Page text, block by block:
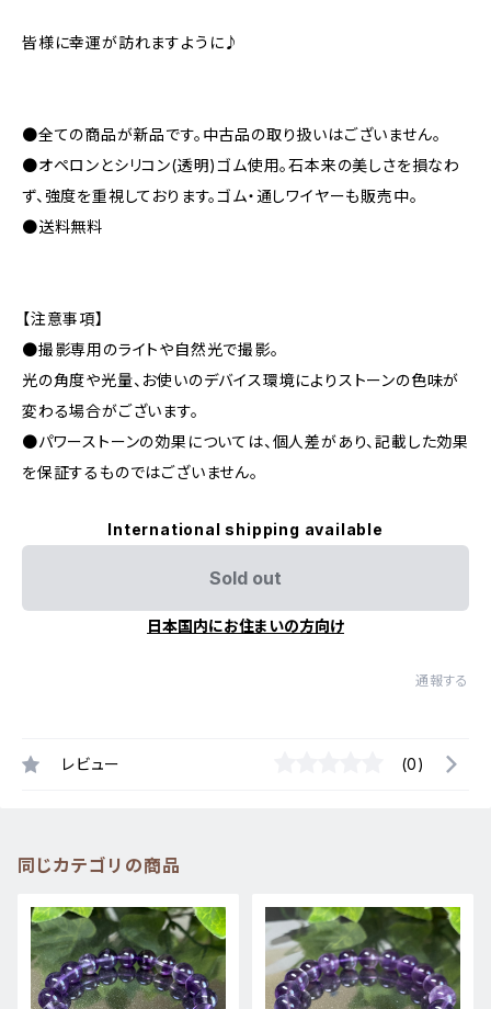
皆様に幸運が訪れますように♪
●全ての商品が新品です。中古品の取り扱いはございません。
●オペロンとシリコン(透明)ゴム使用。石本来の美しさを損なわ
ず、強度を重視しております。ゴム・通しワイヤーも販売中。
●送料無料
【注意事項】
●撮影専用のライトや自然光で撮影。
光の角度や光量、お使いのデバイス環境によりストーンの色味が
変わる場合がございます。
●パワーストーンの効果については、個人差があり、記載した効果
を保証するものではございません。
International shipping available
Sold out
日本国内にお住まいの方向け
通報する
レビュー (0)
同じカテゴリの商品